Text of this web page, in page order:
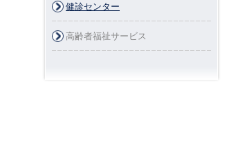
健診センター
高齢者福祉サービス